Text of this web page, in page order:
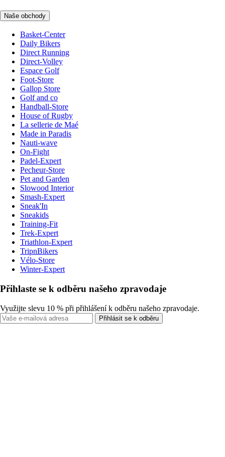
Naše obchody
Basket-Center
Daily Bikers
Direct Running
Direct-Volley
Espace Golf
Foot-Store
Gallop Store
Golf and co
Handball-Store
House of Rugby
La sellerie de Maé
Made in Paradis
Nauti-wave
On-Fight
Padel-Expert
Pecheur-Store
Pet and Garden
Slowood Interior
Smash-Expert
Sneak'In
Sneakids
Training-Fit
Trek-Expert
Triathlon-Expert
TripnBikers
Vélo-Store
Winter-Expert
Přihlaste se k odběru našeho zpravodaje
Využijte slevu 10 % při přihlášení k odběru našeho zpravodaje.
Přihlásit se k odběru